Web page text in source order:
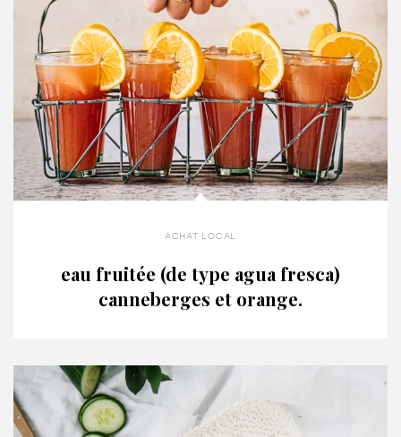
achat local
eau fruitée (de type agua fresca)
canneberges et orange.